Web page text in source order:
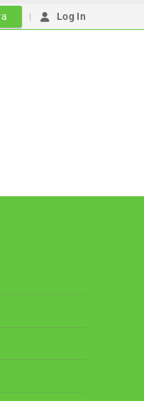
| Log In